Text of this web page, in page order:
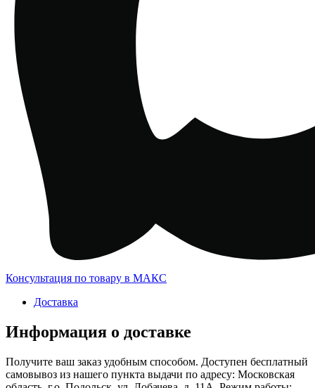
Консультация по товару в МАКС
Доставка
Информация о доставке
Получите ваш заказ удобным способом. Доступен бесплатный
самовывоз из нашего пункта выдачи по адресу: Московская